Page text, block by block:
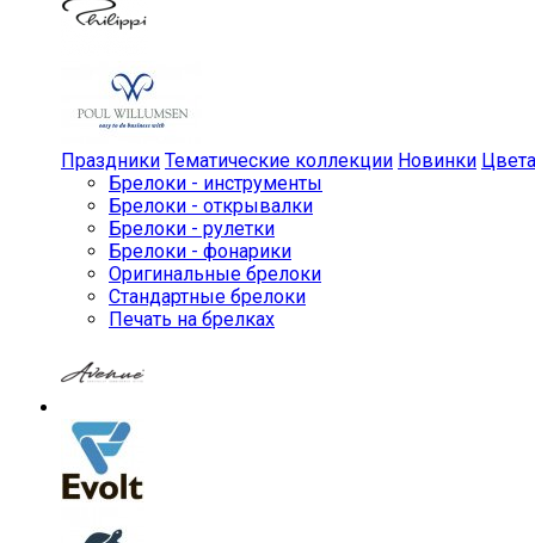
Праздники Тематические коллекции Новинки Цвета
Брелоки - инструменты
Брелоки - открывалки
Брелоки - рулетки
Брелоки - фонарики
Оригинальные брелоки
Стандартные брелоки
Печать на брелках